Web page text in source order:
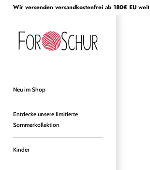
DirektWir versenden versandkostenfrei ab 180€ EU weit
Neu im Shop
Entdecke unsere limitierte
Sommerkollektion
Kinder